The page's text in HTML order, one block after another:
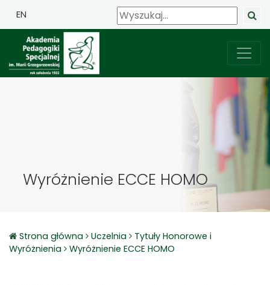
EN
Wyróżnienie ECCE HOMO
Strona główna Uczelnia
Tytuły Honorowe i
Wyróżnienia
Wyróżnienie ECCE HOMO